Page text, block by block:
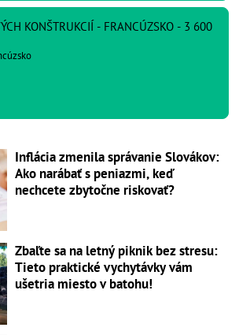
KONŠTRUKCIÍ - FRANCÚZSKO - 3 600
Inflácia zmenila správanie Slovákov:
Ako narábať s peniazmi, keď
nechcete zbytočne riskovať?
Zbaľte sa na letný piknik bez stresu:
Tieto praktické vychytávky vám
ušetria miesto v batohu!